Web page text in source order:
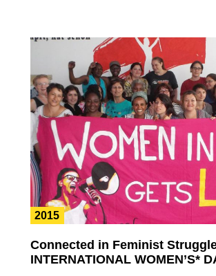
2015
Connected in Feminist
INTERNATIONAL WOMEN’S*